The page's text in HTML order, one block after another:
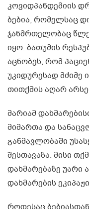
კოვიდპანდემიის
ბებია, რომელსაც
ჯანმრთელობაც
იყო. ბათუმის
აცნობეს, რომ
უკიდურესად მძიმე
თითქმის აღარ
მარიამ
მიმართა და
განმავლობაში
შესთავაზა. მისი
დახმარებაზე
დახმარების